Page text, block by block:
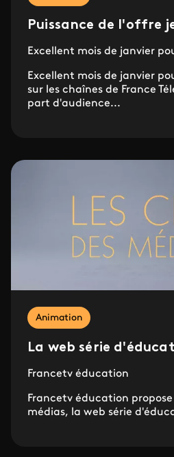
Puissance de l'offre
Excellent mois de janvier
Excellent mois de janvier
sur les chaînes de France
part d'audience...
Animation
La web série
Francetv éducation
Francetv éducation propose
médias, la web série